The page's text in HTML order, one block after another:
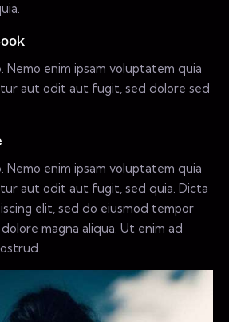
Nemo enim ipsam voluptatem quia
aut odit aut fugit, sed dolore sed
Nemo enim ipsam voluptatem quia
aut odit aut fugit, sed quia. Dicta
elit, sed do eiusmod tempor
magna aliqua. Ut enim ad